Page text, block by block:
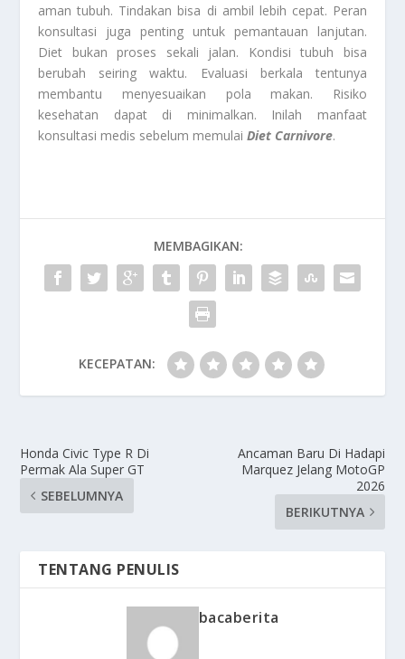
aman tubuh. Tindakan bisa di ambil lebih cepat. Peran
konsultasi juga penting untuk pemantauan lanjutan.
Diet bukan proses sekali jalan. Kondisi tubuh bisa
berubah seiring waktu. Evaluasi berkala tentunya
membantu menyesuaikan pola makan. Risiko
kesehatan dapat di minimalkan. Inilah manfaat
konsultasi medis sebelum memulaiDiet Carnivore.
MEMBAGIKAN:
KECEPATAN:
Honda Civic Type R Di
Permak Ala Super GT
SEBELUMNYA
Ancaman Baru Di Hadapi
Marquez Jelang MotoGP
2026
BERIKUTNYA
TENTANG PENULIS
bacaberita